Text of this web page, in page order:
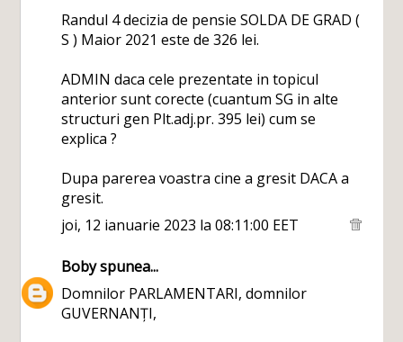
Randul 4 decizia de pensie SOLDA DE GRAD (
S ) Maior 2021 este de 326 lei.
ADMIN daca cele prezentate in topicul
anterior sunt corecte (cuantum SG in alte
structuri gen Plt.adj.pr. 395 lei) cum se
explica ?
Dupa parerea voastra cine a gresit DACA a
gresit.
joi, 12 ianuarie 2023 la 08:11:00 EET
Bobyspunea...
Domnilor PARLAMENTARI, domnilor
GUVERNANȚI,